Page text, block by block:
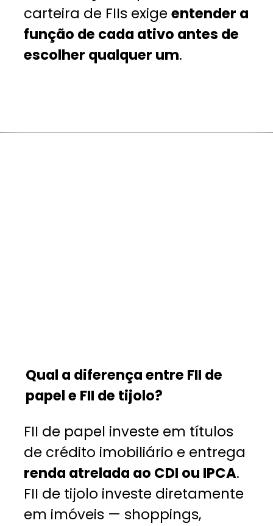
carteira de FIIs exige entender a
função de cada ativo antes de
escolher qualquer um.
FII de papel investe em títulos
de crédito imobiliário e entrega
renda atrelada ao CDI ou IPCA.
FII de tijolo investe diretamente
em imóveis — shoppings,
Qual a diferença entre FII de
papel e FII de tijolo?